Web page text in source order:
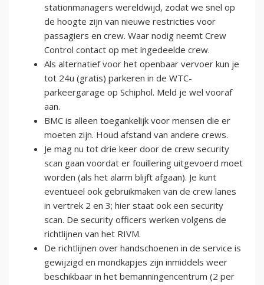
stationmanagers wereldwijd, zodat we snel op
de hoogte zijn van nieuwe restricties voor
passagiers en crew. Waar nodig neemt Crew
Control contact op met ingedeelde crew.
Als alternatief voor het openbaar vervoer kun je
tot 24u (gratis) parkeren in de WTC-
parkeergarage op Schiphol. Meld je wel vooraf
aan.
BMC is alleen toegankelijk voor mensen die er
moeten zijn. Houd afstand van andere crews.
Je mag nu tot drie keer door de crew security
scan gaan voordat er fouillering uitgevoerd moet
worden (als het alarm blijft afgaan). Je kunt
eventueel ook gebruikmaken van de crew lanes
in vertrek 2 en 3; hier staat ook een security
scan. De security officers werken volgens de
richtlijnen van het RIVM.
De richtlijnen over handschoenen in de service is
gewijzigd en mondkapjes zijn inmiddels weer
beschikbaar in het bemanningencentrum (2 per